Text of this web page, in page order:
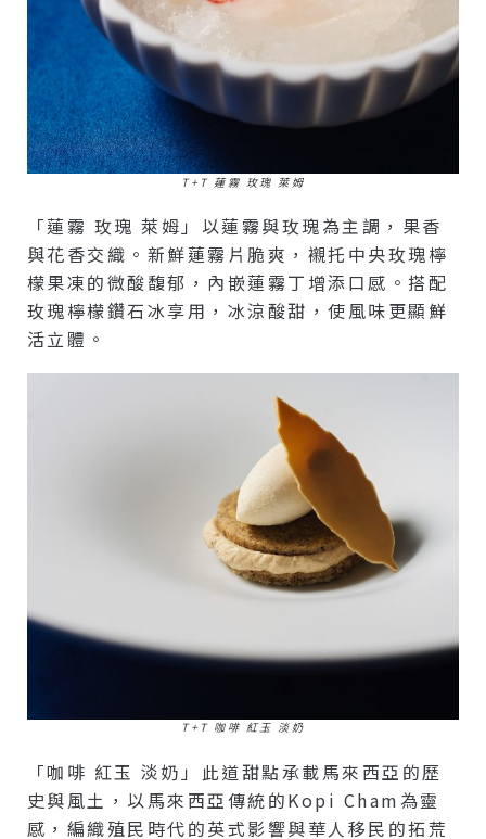
T+T 蓮霧 玫瑰 萊姆
「蓮霧 玫瑰 萊姆」以蓮霧與玫瑰為主調，果香
與花香交織。新鮮蓮霧片脆爽，襯托中央玫瑰檸
檬果凍的微酸馥郁，內嵌蓮霧丁增添口感。搭配
玫瑰檸檬鑽石冰享用，冰涼酸甜，使風味更顯鮮
活立體。
T+T 咖啡 紅玉 淡奶
「咖啡 紅玉 淡奶」此道甜點承載馬來西亞的歷
史與風土，以馬來西亞傳統的Kopi Cham為靈
感，編織殖民時代的英式影響與華人移民的拓荒